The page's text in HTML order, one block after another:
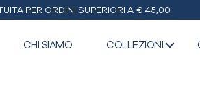
PER ORDINI SUPERIORI A € 45,00
CHI SIAMO COLLEZIONI